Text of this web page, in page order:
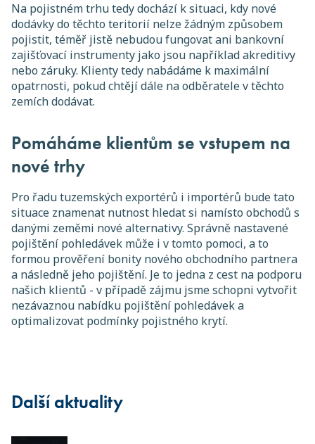
Na pojistném trhu tedy dochází k situaci, kdy nové
dodávky do těchto teritorií nelze žádným způsobem
pojistit, téměř jistě nebudou fungovat ani bankovní
zajišťovací instrumenty jako jsou například akreditivy
nebo záruky. Klienty tedy nabádáme k maximální
opatrnosti, pokud chtějí dále na odběratele v těchto
zemích dodávat.
Pomáháme klientům se vstupem na
nové trhy
Pro řadu tuzemských exportérů i importérů bude tato
situace znamenat nutnost hledat si namísto obchodů s
danými zeměmi nové alternativy. Správně nastavené
pojištění pohledávek může i v tomto pomoci, a to
formou prověření bonity nového obchodního partnera
a následně jeho pojištění. Je to jedna z cest na podporu
našich klientů - v případě zájmu jsme schopni vytvořit
nezávaznou nabídku pojištění pohledávek a
optimalizovat podmínky pojistného krytí.
Další aktuality